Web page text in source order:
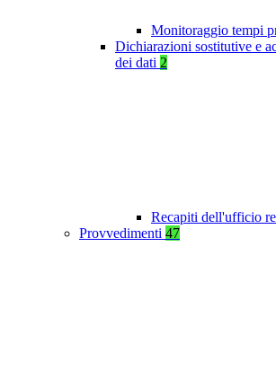
Monitoraggio tempi
Dichiarazioni sostitutive e
dei dati 2
Recapiti dell'ufficio
Provvedimenti 47